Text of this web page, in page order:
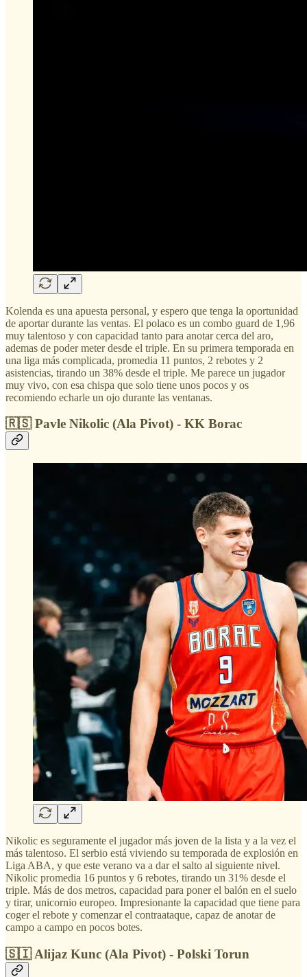
Kolenda es una apuesta personal, y espero que tenga la oportunidad
de aportar durante las ventas. El polaco es un combo guard de 1,96
muy talentoso y con capacidad tanto para anotar cerca del aro,
ademas de poder meter desde el triple. En su primera temporada en
una liga más complicada, promedia 11 puntos, 2 rebotes y 2
asistencias, tirando un 38% desde el triple. Me parece un jugador
muy vivo, con esa chispa que solo tiene unos pocos y os
recomiendo echarle un ojo durante las ventanas.
🇷🇸 Pavle Nikolic (Ala Pivot) - KK Borac
Nikolic es seguramente el jugador más joven de la lista y a la vez el
más talentoso. El serbio está viviendo su temporada de explosión en
Liga ABA, y que este verano va a dar el salto al siguiente nivel.
Nikolic promedia 16 puntos y 6 rebotes, tirando un 31% desde el
triple. Más de dos metros, capacidad para poner el balón en el suelo
y tirar, unicornio europeo. Impresionante la capacidad que tiene para
coger el rebote y comenzar el contraataque, capaz de anotar de
campo a campo en pocos botes.
🇸🇮 Alijaz Kunc (Ala Pivot) - Polski Torun